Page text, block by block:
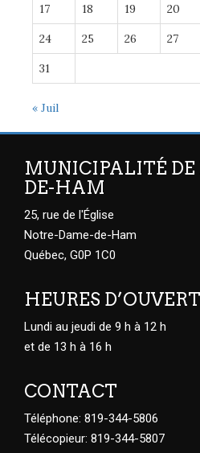
17 18 19 20
24 25 26 27
31
« Juil
MUNICIPALITÉ
DE-HAM
25, rue de l'Église
Notre-Dame-de-Ham
Québec, G0P 1C0
HEURES
Lundi au jeudi de 9 h à 12 h
et de 13 h à 16 h
CONTACT
Téléphone: 819-344-5806
Télécopieur: 819-344-5807